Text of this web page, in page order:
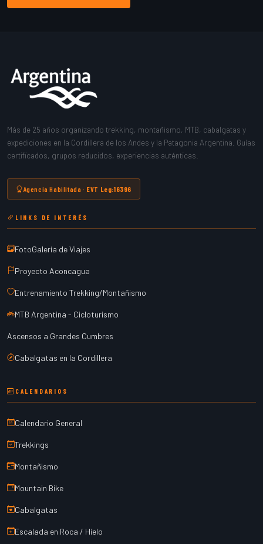
Más de 25 años organizando trekking, montañismo, MTB, cabalgatas y
expediciones en la Cordillera de los Andes y la Patagonia Argentina. Guías
certificados, grupos reducidos, experiencias auténticas.
Agencia Habilitada · EVT Leg:16396
LINKS DE INTERÉS
FotoGalería de Viajes
Proyecto Aconcagua
Entrenamiento Trekking/Montañismo
MTB Argentina - Cicloturismo
Ascensos a Grandes Cumbres
Cabalgatas en la Cordillera
CALENDARIOS
Calendario General
Trekkings
Montañismo
Mountain Bike
Cabalgatas
Escalada en Roca / Hielo